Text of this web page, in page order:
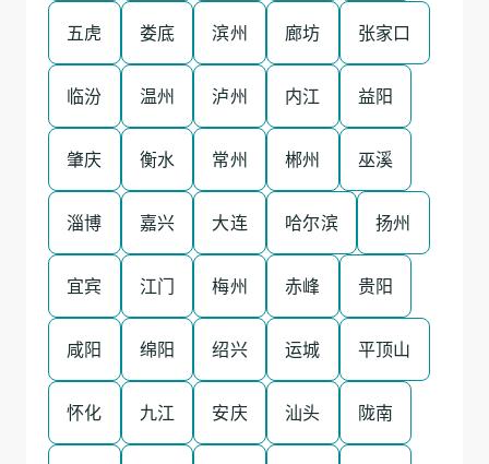
五虎 娄底 滨州 廊坊 张家口
临汾 温州 泸州 内江 益阳
肇庆 衡水 常州 郴州 巫溪
淄博 嘉兴 大连 哈尔滨 扬州
宜宾 江门 梅州 赤峰 贵阳
咸阳 绵阳 绍兴 运城 平顶山
怀化 九江 安庆 汕头 陇南